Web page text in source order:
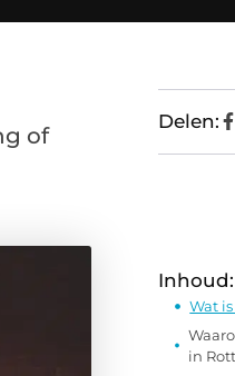
of
Delen:
Inhoud:
Wat
in